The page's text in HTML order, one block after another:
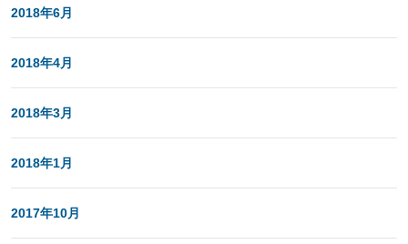
2018年6月
2018年4月
2018年3月
2018年1月
2017年10月